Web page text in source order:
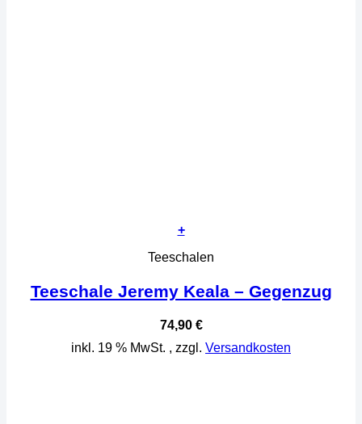
+
Teeschalen
Teeschale Jeremy Keala – Gegenzug
74,90 €
inkl. 19 % MwSt. , zzgl. Versandkosten